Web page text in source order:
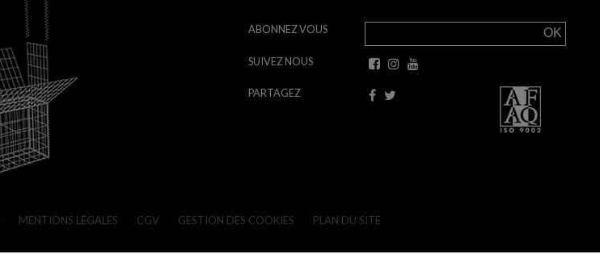
ABONNEZ VOUS
SUIVEZ NOUS
PARTAGEZ
MENTIONS LÉGALES CGV GESTION DES COOKIES PLAN DU SITE